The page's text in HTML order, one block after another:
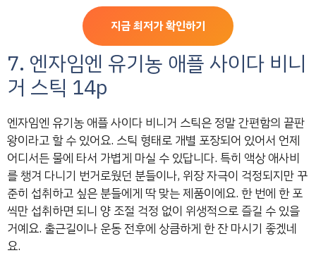
지금 최저가 확인하기
7. 엔자임엔 유기농 애플 사이다 비니
거 스틱 14p
엔자임엔 유기농 애플 사이다 비니거 스틱은 정말 간편함의 끝판
왕이라고 할 수 있어요. 스틱 형태로 개별 포장되어 있어서 언제
어디서든 물에 타서 가볍게 마실 수 있답니다. 특히 액상 애사비
를 챙겨 다니기 번거로웠던 분들이나, 위장 자극이 걱정되지만 꾸
준히 섭취하고 싶은 분들에게 딱 맞는 제품이에요. 한 번에 한 포
씩만 섭취하면 되니 양 조절 걱정 없이 위생적으로 즐길 수 있을
거예요. 출근길이나 운동 전후에 상큼하게 한 잔 마시기 좋겠네
요.